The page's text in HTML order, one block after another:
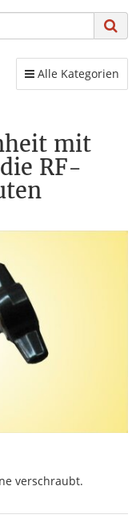
Toggle navigation
Alle Kategorien
mit
RF-
verschraubt.